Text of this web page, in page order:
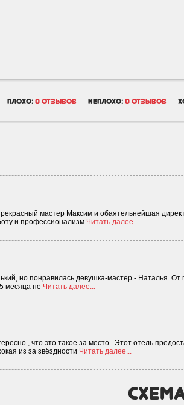
плохо: 0 отзывов неплохо: 0 отзывов
мастер Максим и обаятельнейшая
и профессионализм Читать далее...
но понравилась девушка-мастер - Наталья.
месяца не Читать далее...
, что это такое за место . Этот отель
из за звёздности Читать далее...